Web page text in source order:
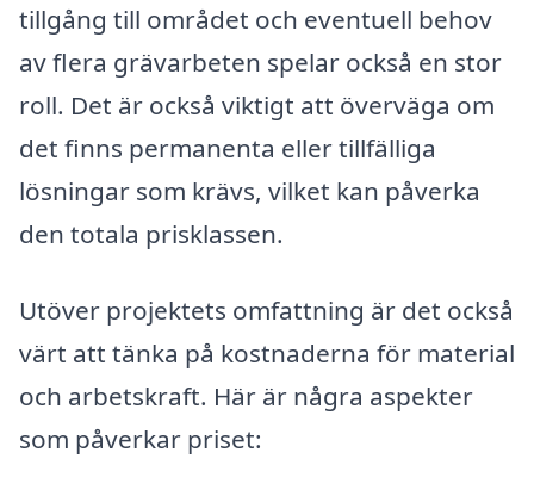
tillgång till området och eventuell behov
av flera grävarbeten spelar också en stor
roll. Det är också viktigt att överväga om
det finns permanenta eller tillfälliga
lösningar som krävs, vilket kan påverka
den totala prisklassen.
Utöver projektets omfattning är det också
värt att tänka på kostnaderna för material
och arbetskraft. Här är några aspekter
som påverkar priset: